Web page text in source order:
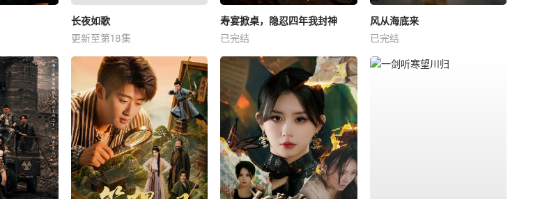
长夜如歌
更新至第18集
寿宴掀桌，隐忍四年我封神
已完结
风从海底来
已完结